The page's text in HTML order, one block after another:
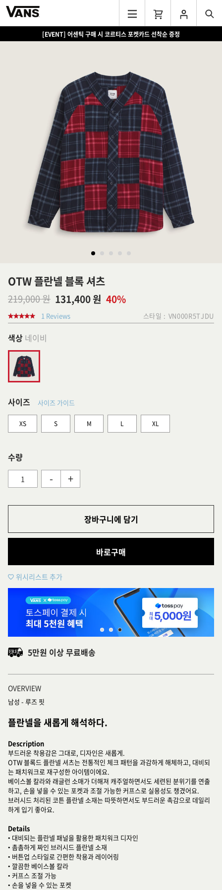
[EVENT] 어센틱 구매 시 코르티스 포켓카드 선착순 증정
[EVENT] 15만원 이상 구매 시 쿨러백 증정
OTW 플란넬 블록 셔츠
219,000 원 131,400 원 40%
1 Reviews 스타일 : VN000R5TJDU
색상 네이비
사이즈 사이즈 가이드
XS S M L XL
수량
- +
장바구니에 담기
바로구매
위시리스트 추가
5만원 이상 무료배송
OVERVIEW
남성 - 루즈 핏
플란넬을 새롭게 해석하다.
Description
부드러운 착용감은 그대로, 디자인은 새롭게.
OTW 블록드 플란넬 셔츠는 전통적인 체크 패턴을 과감하게 해체하고, 대비되
는 패치워크로 재구성한 아이템이에요.
베이스볼 칼라와 래글런 소매가 더해져 캐주얼하면서도 세련된 분위기를 연출
하고, 손을 넣을 수 있는 포켓과 조절 가능한 커프스로 실용성도 챙겼어요.
브러시드 처리된 코튼 플란넬 소재는 따뜻하면서도 부드러운 촉감으로 데일리
하게 입기 좋아요.
Details
• 대비되는 플란넬 패널을 활용한 패치워크 디자인
• 촘촘하게 짜인 브러시드 플란넬 소재
• 버튼업 스타일로 간편한 착용과 레이어링
• 깔끔한 베이스볼 칼라
• 커프스 조절 가능
• 손을 넣을 수 있는 포켓